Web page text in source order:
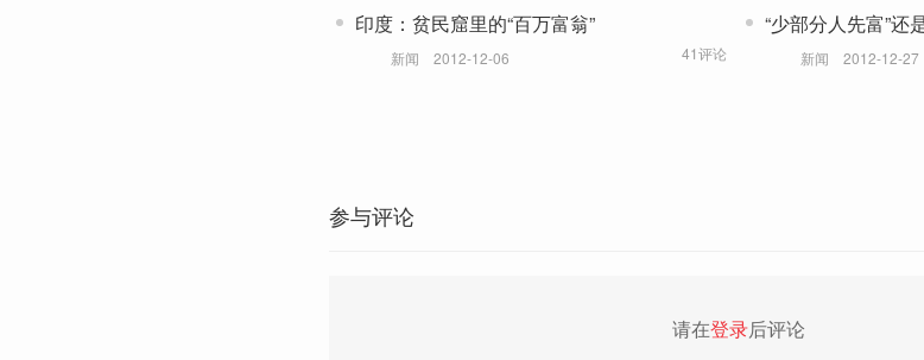
印度：贫民窟里的“百万富翁”
新闻 2012-12-06 41评论
“少部分人先富”还
新闻 2012-12-27
参与评论
请在登录后评论